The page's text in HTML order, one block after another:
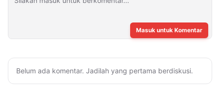
Masuk untuk Komentar
Belum ada komentar. Jadilah yang pertama berdiskusi.